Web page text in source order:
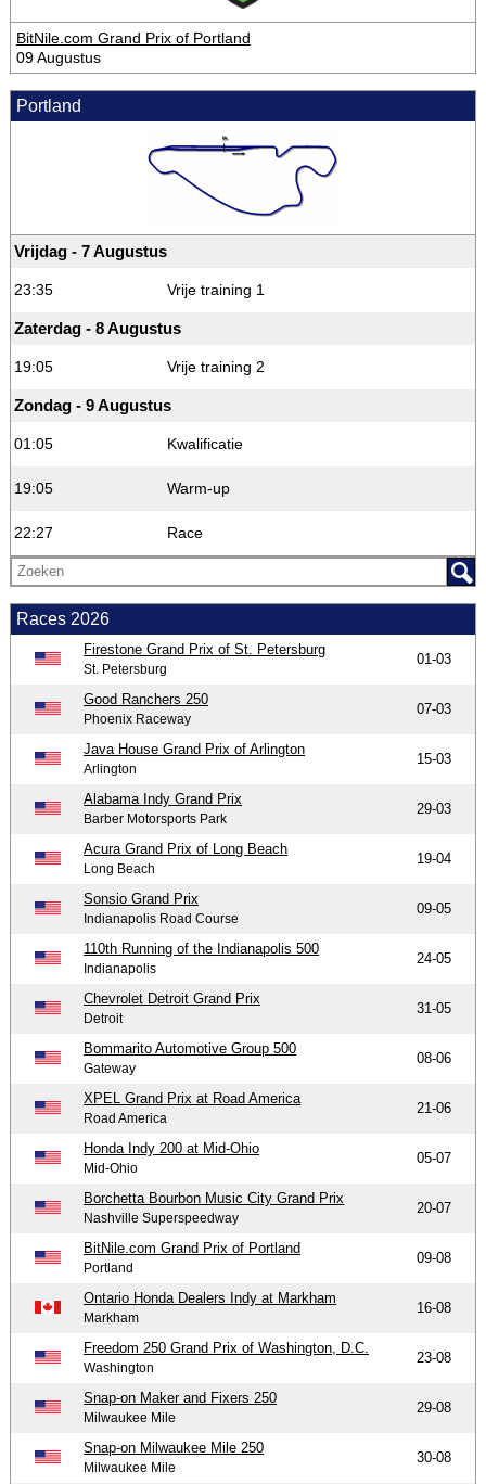
BitNile.com Grand Prix of Portland
09 Augustus
Portland
Vrijdag - 7 Augustus
23:35 Vrije training 1
Zaterdag - 8 Augustus
19:05 Vrije training 2
Zondag - 9 Augustus
01:05 Kwalificatie
19:05 Warm-up
22:27 Race
Races 2026
Firestone Grand Prix of St. Petersburg
St. Petersburg
01-03
Good Ranchers 250
Phoenix Raceway
07-03
Java House Grand Prix of Arlington
Arlington
15-03
Alabama Indy Grand Prix
Barber Motorsports Park
29-03
Acura Grand Prix of Long Beach
Long Beach
19-04
Sonsio Grand Prix
Indianapolis Road Course
09-05
110th Running of the Indianapolis 500
Indianapolis
24-05
Chevrolet Detroit Grand Prix
Detroit
31-05
Bommarito Automotive Group 500
Gateway
08-06
XPEL Grand Prix at Road America
Road America
21-06
Honda Indy 200 at Mid-Ohio
Mid-Ohio
05-07
Borchetta Bourbon Music City Grand Prix
Nashville Superspeedway
20-07
BitNile.com Grand Prix of Portland
Portland
09-08
Ontario Honda Dealers Indy at Markham
Markham
16-08
Freedom 250 Grand Prix of Washington, D.C.
Washington
23-08
Snap-on Maker and Fixers 250
Milwaukee Mile
29-08
Snap-on Milwaukee Mile 250
Milwaukee Mile
30-08